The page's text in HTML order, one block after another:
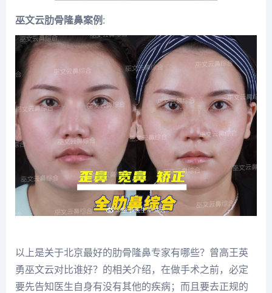
巫文云肋骨隆鼻案例 :
以上是关于北京最好的肋骨隆鼻专家有哪些？曾高王英
勇巫文云对比谁好？的相关介绍，在做手术之前，必定
要先告知医生自身有没有其他的疾病；而且要去正规的